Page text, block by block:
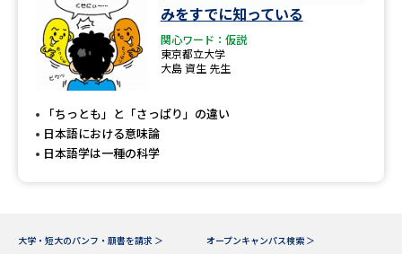
特定商取引表記
テレメール進学カタログ
訂正のご案内
みをすでに知っている
関心ワード：仮説
東京都立大学
大島 資生 先生
「ちっとも」と「さっぱり」の違い
日本語における意味論
日本語学は一種の科学
大学・短大のパンフ・願書を請求 ＞
オープンキャンパス検索 ＞